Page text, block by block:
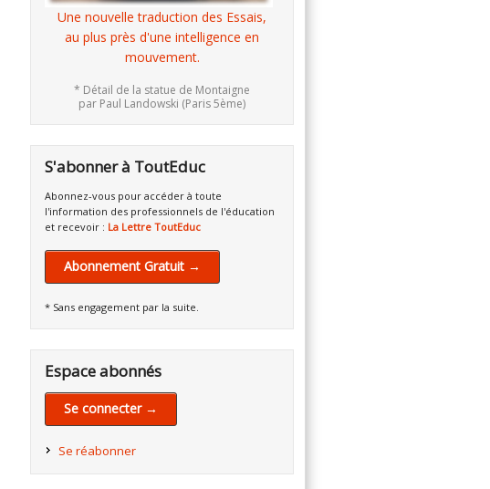
Une nouvelle traduction des Essais,
au plus près d'une intelligence en
mouvement.
* Détail de la statue de Montaigne
par Paul Landowski (Paris 5ème)
S'abonner à ToutEduc
Abonnez-vous pour accéder à toute
l'information des professionnels de l'éducation
et recevoir : La Lettre ToutEduc
Abonnement Gratuit →
* Sans engagement par la suite.
Espace abonnés
Se connecter →
Se réabonner